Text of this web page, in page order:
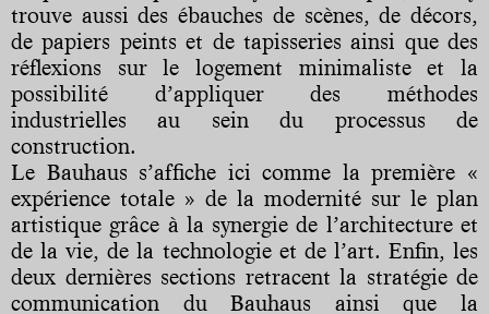
trouve aussi des ébauches de scènes, de décors,
de papiers peints et de tapisseries ainsi que des
réflexions sur le logement minimaliste et la
possibilité d’appliquer des méthodes
industrielles au sein du processus de
construction.
Le Bauhaus s’affiche ici comme la première «
expérience totale » de la modernité sur le plan
artistique grâce à la synergie de l’architecture et
de la vie, de la technologie et de l’art. Enfin, les
deux dernières sections retracent la stratégie de
communication du Bauhaus ainsi que la